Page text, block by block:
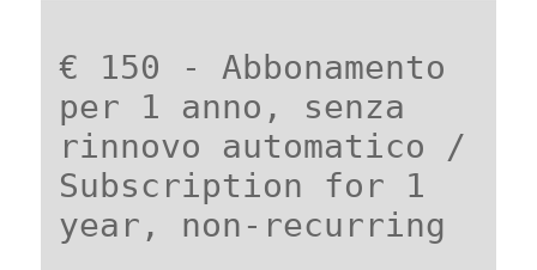
€ 150 - Abbonamento
per 1 anno, senza
rinnovo automatico /
Subscription for 1
year, non-recurring